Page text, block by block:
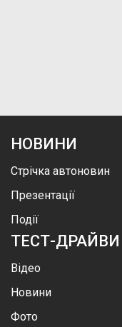
НОВИНИ
Стрічка автоновин
Презентації
Події
ТЕСТ-ДРАЙВИ
Відео
Новини
Фото